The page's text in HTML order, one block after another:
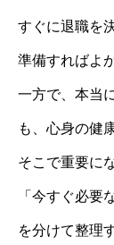
すぐに退職を
準備すればよ
一方で、本当
も、心身の健
そこで重要に
「今すぐ必要
を分けて整理